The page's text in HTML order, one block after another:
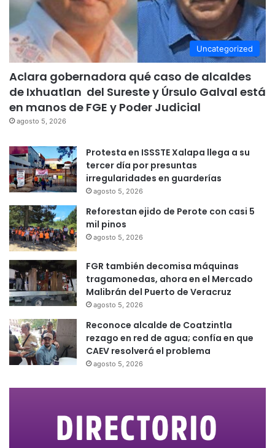
Uncategorized
Aclara gobernadora qué caso de alcaldes
de Ixhuatlan del Sureste y Úrsulo Galval está
en manos de FGE y Poder Judicial
agosto 5, 2026
Protesta en ISSSTE Xalapa llega a su
tercer día por presuntas
irregularidades en guarderías
agosto 5, 2026
Reforestan ejido de Perote con casi 5
mil pinos
agosto 5, 2026
FGR también decomisa máquinas
tragamonedas, ahora en el Mercado
Malibrán del Puerto de Veracruz
agosto 5, 2026
Reconoce alcalde de Coatzintla
rezago en red de agua; confía en que
CAEV resolverá el problema
agosto 5, 2026